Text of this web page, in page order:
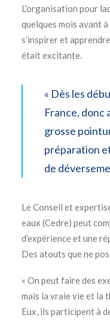
L’organisation pour
quelques mois avant
s’inspirer et
était excitante.
« Dès les
France, donc
grosse
préparation
de
Le Conseil et
eaux (Cedre) peut
d’expérience et une
Des atouts que ne
« On peut faire des
mais la vraie vie et la
Eux, ils participent à